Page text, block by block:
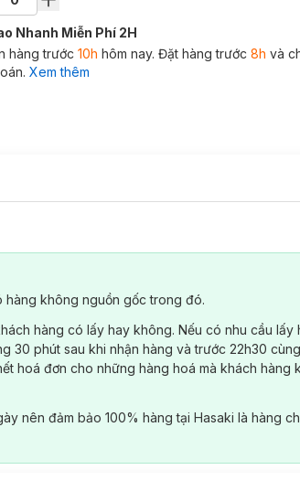
Nhanh Miễn Phí 2H
hàng trước 10h hôm nay. Đặt hàng trước 8h và
Xem thêm
hàng không nguồn gốc trong đó.
hàng có lấy hay không. Nếu có nhu cầu lấy
30 phút sau khi nhận hàng và trước 22h30
hoá đơn cho những hàng hoá mà khách hàng
nên đảm bảo 100% hàng tại Hasaki là hàng